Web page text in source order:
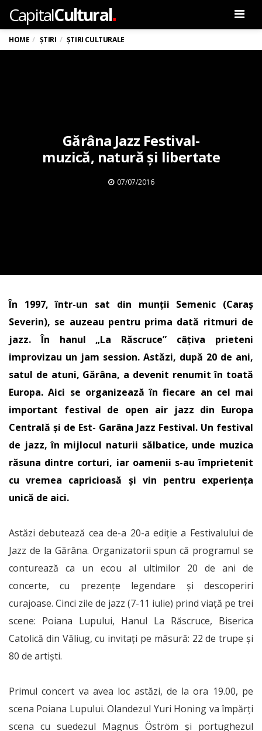
CapitalCultural.
HOME ȘTIRI ȘTIRI CULTURALE
Gărâna Jazz Festival-
muzică, natură și libertate
07/07/2016
În 1997, într-un sat din munții Semenic (Caraș
Severin), se auzeau pentru prima dată ritmuri de
jazz. În hanul „La Răscruce” câțiva prieteni
improvizau un jam session. Astăzi, după 20 de ani,
satul de atuni, Gărâna, a devenit renumit în toată
Europa. Aici se organizează în fiecare an cel mai
important festival de open air jazz din Europa
Centrală și de Est- Garâna Jazz Festival. Un festival
de jazz, în mijlocul naturii sălbatice, unde muzica
răsuna dintre corturi, iar oamenii s-au împrietenit
cu vremea capricioasă și vin pentru experiența
unică de aici.
Astăzi debutează cea de-a 20-a ediție a Festivalului de
Jazz de la Gărâna. Organizatorii spun că programul se
conturează ca un ecou al ultimilor 20 de ani de
concerte, cu prezențe legendare și descoperiri
curajoase. Cinci zile de jazz (7-11 iulie) prind viață pe trei
scene: Poiana Lupului, Hanul La Răscruce, Biserica
Catolică din Văliug, cu invitați pe măsură: 22 de trupe și
80 de artiști.
Primul concert va avea loc astăzi, de la ora 19.00, pe
scena Poiana Lupului. Olandezul Yuri Honing va împărţi
scena cu suedezul Magnus Öström şi portughezul